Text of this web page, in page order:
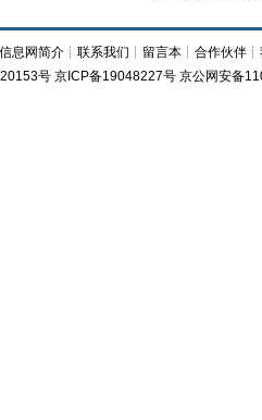
息网简介 ┊联系我们 ┊ 留言本 ┊合作伙伴 ┊
号 京ICP备19048227号 京公网安备